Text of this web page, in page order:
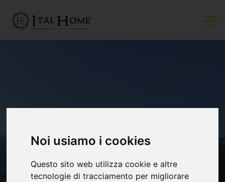
Noi usiamo i cookies
Questo sito web utilizza cookie e altre
tecnologie di tracciamento per migliorare